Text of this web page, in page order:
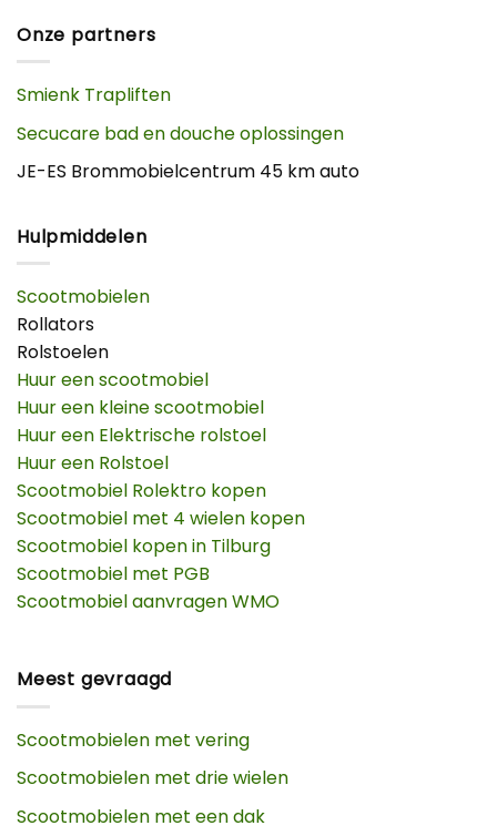
Onze partners
Smienk Trapliften
Secucare bad en douche oplossingen
JE-ES Brommobielcentrum 45 km auto
Hulpmiddelen
Scootmobielen
Rollators
Rolstoelen
Huur een scootmobiel
Huur een kleine scootmobiel
Huur een Elektrische rolstoel
Huur een Rolstoel
Scootmobiel Rolektro kopen
Scootmobiel met 4 wielen kopen
Scootmobiel kopen in Tilburg
Scootmobiel met PGB
Scootmobiel aanvragen WMO
Meest gevraagd
Scootmobielen met vering
Scootmobielen met drie wielen
Scootmobielen met een dak